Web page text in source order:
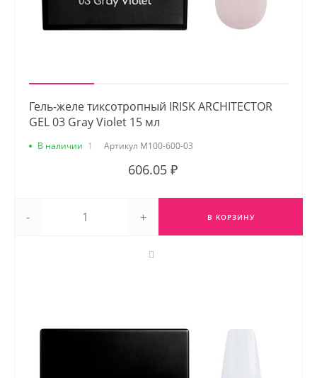
Гель-желе тиксотропный IRISK ARCHITECTOR
GEL 03 Gray Violet 15 мл
В наличии 1 Артикул М100-600-03
606.05 ₽
- + В КОРЗИНУ